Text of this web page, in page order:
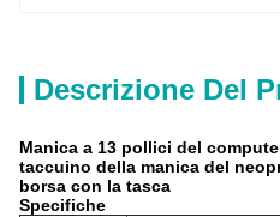
Descrizione Del
Manica a 13 pollici del
taccuino della manica del
borsa con la tasca
Specifiche